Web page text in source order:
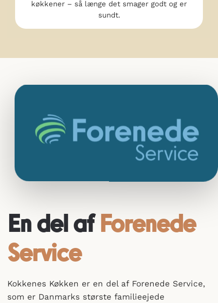
køkkener – så længe det smager godt og er
sundt.
En del afForenede
Service
Kokkenes Køkken er en del af Forenede Service,
som er Danmarks største familieejede